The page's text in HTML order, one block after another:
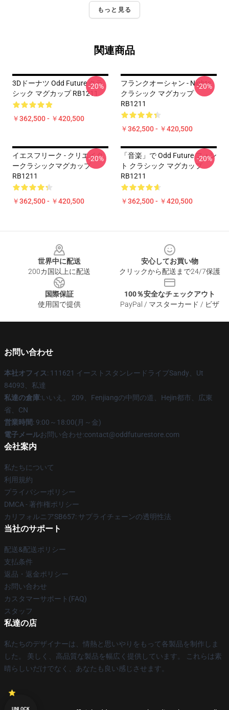
もっと見る
関連商品
3Dドーナツ Odd Future クラ
シック マグカップ RB1211
￥362,500 - ￥420,500
-20%
フランクオーシャン - Nights
クラシック マグカップ
RB1211
￥362,500 - ￥420,500
-20%
イエスフリーク - クリエイタ
ークラシックマグカップ
RB1211
￥362,500 - ￥420,500
-20%
「音楽」で Odd Future フォン
ト クラシック マグカップ
RB1211
￥362,500 - ￥420,500
-20%
世界中に配送
200カ国以上に配送
安心してお買い物
クリックから配送まで24/7保護
国際保証
使用国で提供
100％安全なチェックアウト
PayPal / マスターカード / ビザ
お問い合わせ
本社オフィス: 111621 イーストスタンレードライブSandy、Ut
84093、私達
私達の倉庫:いいえ。 209、Fenjiangの中間の道、Hejin都市、広東
省、CN
営業時間: 9:00～18:00(月～金)
電子メールお問い合わせ:contact@oddfuturestore.com
会社案内
私たちについて
利用規約
プライバシーポリシー
DMCA - 著作権ポリシー
カリフォルニアSB657: サプライチェーンの透明性法
当社のサポート
配送&配送ポリシー
支払条件
返品・返金ポリシー
お問い合わせ
カスタマーサポート(FAQ)
スタッフ
私達の店
私たちのデザイナーは、情熱と思いやりをもって各製品を制作しま
した。 美しく、高品質な製品を幅広く提供しています。 これらは素
晴らしいだけでなく、あなたも良い感じさせます。
UNLOCK